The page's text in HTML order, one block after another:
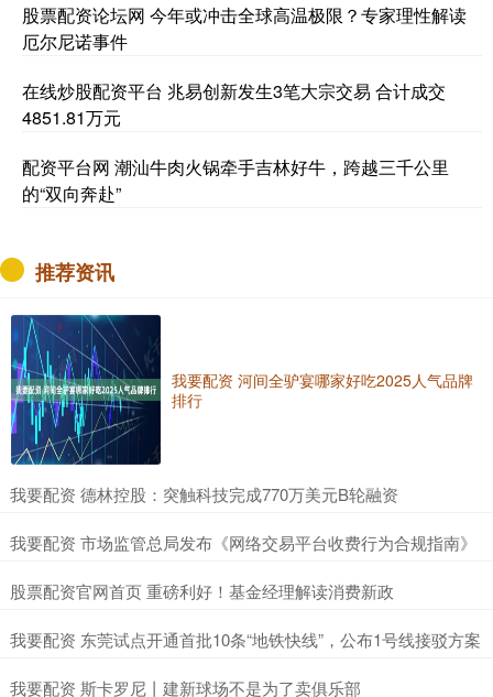
股票配资论坛网 今年或冲击全球高温极限？专家理性解读
厄尔尼诺事件
在线炒股配资平台 兆易创新发生3笔大宗交易 合计成交
4851.81万元
配资平台网 潮汕牛肉火锅牵手吉林好牛，跨越三千公里
的“双向奔赴”
推荐资讯
我要配资 河间全驴宴哪家好吃2025人气品牌
排行
​我要配资 德林控股：突触科技完成770万美元B轮融资
​我要配资 市场监管总局发布《网络交易平台收费行为合规指南》
​股票配资官网首页 重磅利好！基金经理解读消费新政
​我要配资 东莞试点开通首批10条“地铁快线”，公布1号线接驳方案
​我要配资 斯卡罗尼丨建新球场不是为了卖俱乐部